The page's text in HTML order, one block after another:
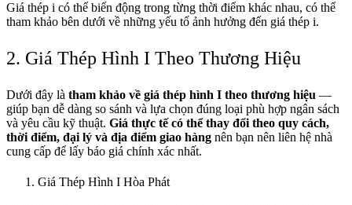
Giá thép i có thể biến động trong từng thời điểm khác nhau, có thể
tham khảo bên dưới về những yếu tố ảnh hưởng đến giá thép i.
2. Giá Thép Hình I Theo Thương Hiệu
Dưới đây là tham khảo về giá thép hình I theo thương hiệu —
giúp bạn dễ dàng so sánh và lựa chọn đúng loại phù hợp ngân sách
và yêu cầu kỹ thuật. Giá thực tế có thể thay đổi theo quy cách,
thời điểm, đại lý và địa điểm giao hàng nên bạn nên liên hệ nhà
cung cấp để lấy báo giá chính xác nhất.
Giá Thép Hình I Hòa Phát